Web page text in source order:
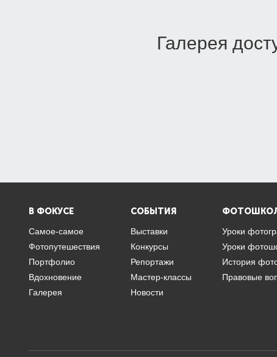
Галерея
В ФОКУСЕ
Самое-самое
Фотопутешествия
Портфолио
Вдохновение
Галерея
СОБЫТИЯ
Выставки
Конкурсы
Репортажи
Мастер-классы
Новости
Уроки
Уроки
История
Правовые